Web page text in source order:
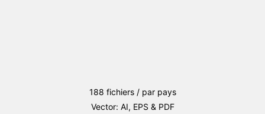
188 fichiers / par pays
Vector: AI, EPS & PDF